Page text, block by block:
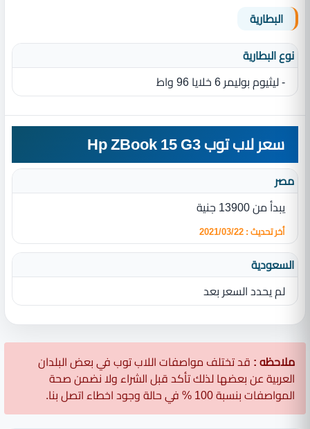
البطارية
نوع البطارية‏
- ليثيوم بوليمر 6 خلايا 96 واط
سعر لاب توب Hp ZBook 15 G3
مصر
يبدأ من 13900 جنية
أخر تحديث : 2021/03/22
السعودية
لم يحدد السعر بعد
ملاحظه : قد تختلف مواصفات اللاب توب في بعض البلدان
العربية عن بعضها لذلك تأكد قبل الشراء ولا نضمن صحة
المواصفات بنسبة 100 % في حالة وجود اخطاء اتصل بنا.